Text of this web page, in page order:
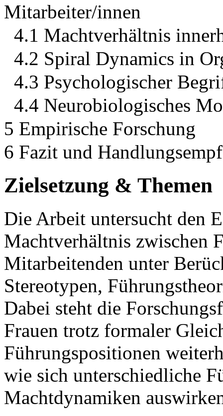
Mitarbeiter/innen
4.1 Machtverhältnis
4.2 Spiral Dynamics in
4.3 Psychologischer
4.4 Neurobiologisches
5 Empirische Forschung
6 Fazit und
Zielsetzung & Themen
Die Arbeit untersucht den
Machtverhältnis zwischen
Mitarbeitenden unter
Stereotypen,
Dabei steht die
Frauen trotz formaler
Führungspositionen
wie sich unterschiedliche
Machtdynamiken